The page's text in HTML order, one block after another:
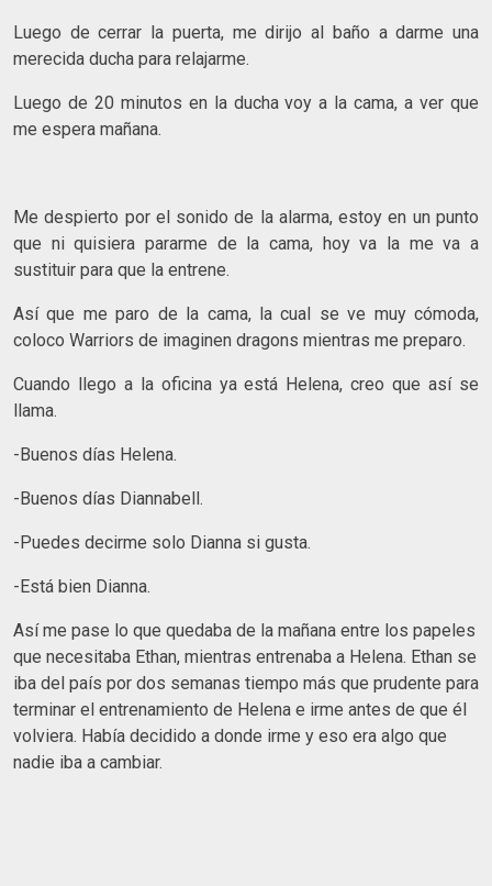
Luego de cerrar la puerta, me dirijo al baño a darme una
merecida ducha para relajarme.
Luego de 20 minutos en la ducha voy a la cama, a ver que
me espera mañana.
Me despierto por el sonido de la alarma, estoy en un punto
que ni quisiera pararme de la cama, hoy va la me va a
sustituir para que la entrene.
Así que me paro de la cama, la cual se ve muy cómoda,
coloco Warriors de imaginen dragons mientras me preparo.
Cuando llego a la oficina ya está Helena, creo que así se
llama.
-Buenos días Helena.
-Buenos días Diannabell.
-Puedes decirme solo Dianna si gusta.
-Está bien Dianna.
Así me pase lo que quedaba de la mañana entre los papeles
que necesitaba Ethan, mientras entrenaba a Helena. Ethan se
iba del país por dos semanas tiempo más que prudente para
terminar el entrenamiento de Helena e irme antes de que él
volviera. Había decidido a donde irme y eso era algo que
nadie iba a cambiar.